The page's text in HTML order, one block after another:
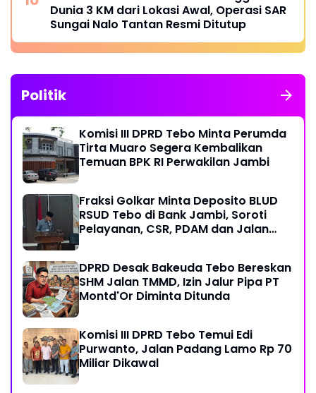
Dunia 3 KM dari Lokasi Awal, Operasi SAR
Sungai Nalo Tantan Resmi Ditutup
Politik
Komisi III DPRD Tebo Minta Perumda
Tirta Muaro Segera Kembalikan
Temuan BPK RI Perwakilan Jambi
Fraksi Golkar Minta Deposito BLUD
RSUD Tebo di Bank Jambi, Soroti
Pelayanan, CSR, PDAM dan Jalan
DPRD Desak Bakeuda Tebo Bereskan
SHM Jalan TMMD, Izin Jalur Pipa PT
Montd'Or Diminta Ditunda
Komisi III DPRD Tebo Temui Edi
Purwanto, Jalan Padang Lamo Rp 70
Miliar Dikawal